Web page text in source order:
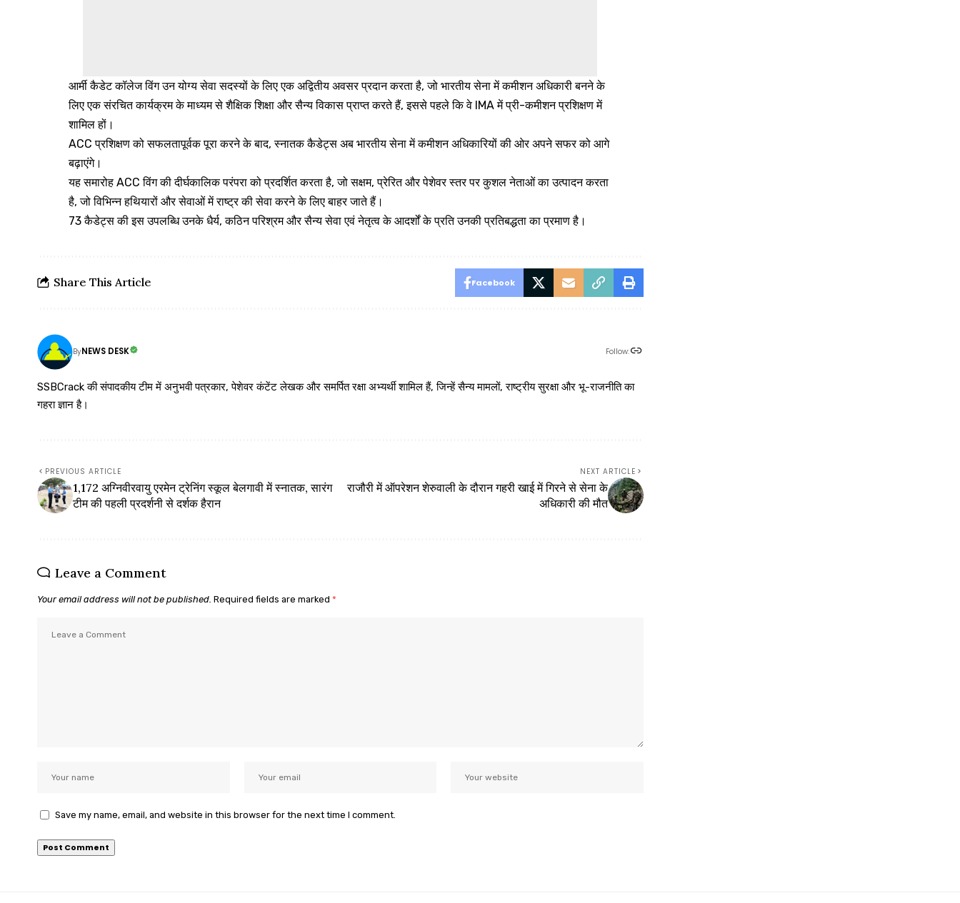
आर्मी कैडेट कॉलेज विंग उन योग्य सेवा सदस्यों के लिए एक अद्वितीय अवसर प्रदान करता है, जो भारतीय सेना में कमीशन अधिकारी बनने के
लिए एक संरचित कार्यक्रम के माध्यम से शैक्षिक शिक्षा और सैन्य विकास प्राप्त करते हैं, इससे पहले कि वे IMA में प्री-कमीशन प्रशिक्षण में
शामिल हों।
ACC प्रशिक्षण को सफलतापूर्वक पूरा करने के बाद, स्नातक कैडेट्स अब भारतीय सेना में कमीशन अधिकारियों की ओर अपने सफर को आगे
बढ़ाएंगे।
यह समारोह ACC विंग की दीर्घकालिक परंपरा को प्रदर्शित करता है, जो सक्षम, प्रेरित और पेशेवर स्तर पर कुशल नेताओं का उत्पादन करता
है, जो विभिन्न हथियारों और सेवाओं में राष्ट्र की सेवा करने के लिए बाहर जाते हैं।
73 कैडेट्स की इस उपलब्धि उनके धैर्य, कठिन परिश्रम और सैन्य सेवा एवं नेतृत्व के आदर्शों के प्रति उनकी प्रतिबद्धता का प्रमाण है।
Share This Article Facebook
ByNEWS DESK Follow:
SSBCrack की संपादकीय टीम में अनुभवी पत्रकार, पेशेवर कंटेंट लेखक और समर्पित रक्षा अभ्यर्थी शामिल हैं, जिन्हें सैन्य मामलों, राष्ट्रीय सुरक्षा और भू-राजनीति का
गहरा ज्ञान है।
PREVIOUS ARTICLE
1,172 अग्निवीरवायु एरमेन ट्रेनिंग स्कूल बेलगावी में स्नातक, सारंग
टीम की पहली प्रदर्शनी से दर्शक हैरान
NEXT ARTICLE
राजौरी में ऑपरेशन शेरुवाली के दौरान गहरी खाई में गिरने से सेना के
अधिकारी की मौत
Leave a Comment
Your email address will not be published. Required fields are marked *
Save my name, email, and website in this browser for the next time I comment.